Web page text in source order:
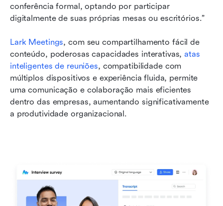
conferência formal, optando por participar
digitalmente de suas próprias mesas ou escritórios.”
Lark Meetings, com seu compartilhamento fácil de
conteúdo, poderosas capacidades interativas, atas
inteligentes de reuniões, compatibilidade com
múltiplos dispositivos e experiência fluida, permite
uma comunicação e colaboração mais eficientes
dentro das empresas, aumentando significativamente
a produtividade organizacional.